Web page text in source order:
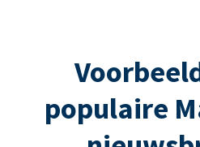
populaire